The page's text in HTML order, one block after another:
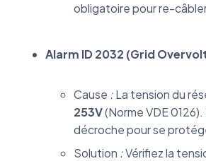
obligatoire pour re-
Alarm ID 2032 (Grid
Cause :La tension du
253V(Norme VDE
décroche pour se
Solution :Vérifiez la